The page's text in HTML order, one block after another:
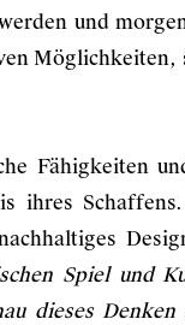
und
Möglichkeiten,
Fähigkeiten
ihres
Spiel und
dieses Denken